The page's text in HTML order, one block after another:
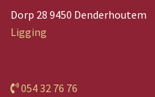
Dorp 28 9450 Denderhoutem
Ligging
054 32 76 76